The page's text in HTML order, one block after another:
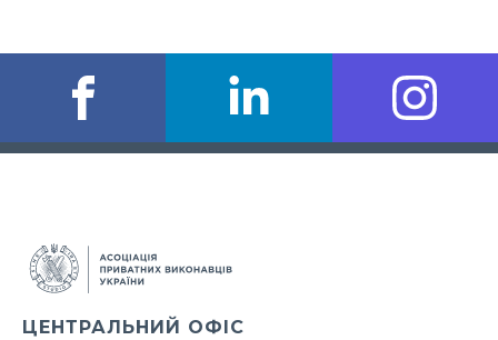
ЦЕНТРАЛЬНИЙ ОФІС